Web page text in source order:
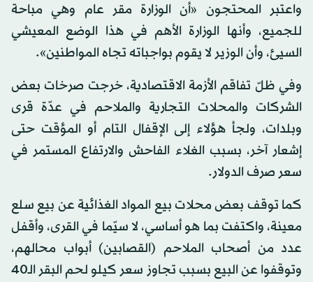
واعتبر المحتجون «أن الوزارة مقر عام وهي مباحة
للجميع، وأنها الوزارة الأهم في هذا الوضع المعيشي
السيئ، وأن الوزير لا يقوم بواجباته تجاه المواطنين».
وفي ظلّ تفاقم الأزمة الاقتصادية، خرجت صرخات بعض
الشركات والمحلات التجارية والملاحم في عدّة قرى
وبلدات، ولجأ هؤلاء إلى الإقفال التام أو المؤقت حتى
إشعار آخر، بسبب الغلاء الفاحش والارتفاع المستمر في
سعر صرف الدولار.
كما توقف بعض محلات بيع المواد الغذائية عن بيع سلع
معينة، واكتفت بما هو أساسي، لا سيّما في القرى، وأقفل
عدد من أصحاب الملاحم (القصابين) أبواب محالهم،
وتوقفوا عن البيع بسبب تجاوز سعر كيلو لحم البقر الـ40